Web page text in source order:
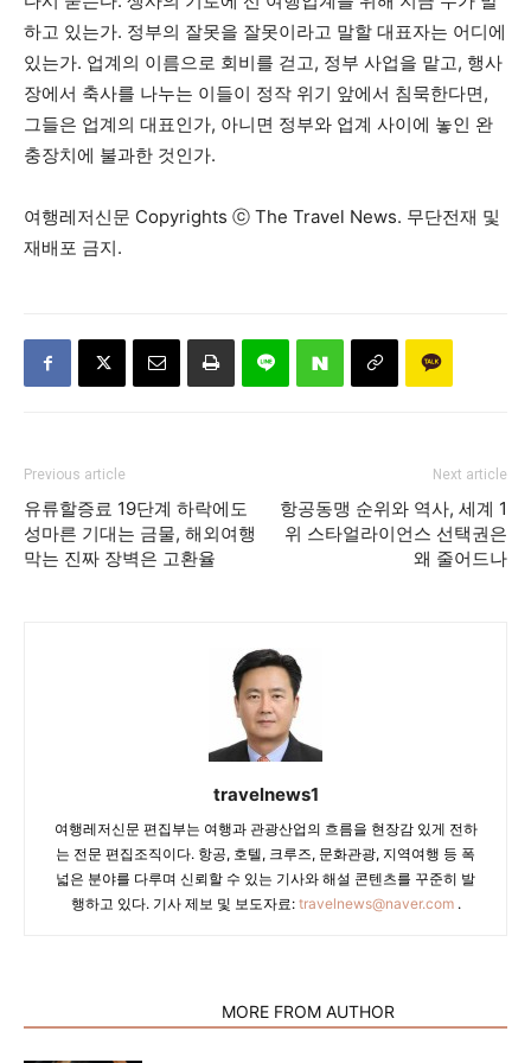
하고 있는가. 정부의 잘못을 잘못이라고 말할 대표자는 어디에
있는가. 업계의 이름으로 회비를 걷고, 정부 사업을 맡고, 행사
장에서 축사를 나누는 이들이 정작 위기 앞에서 침묵한다면,
그들은 업계의 대표인가, 아니면 정부와 업계 사이에 놓인 완
충장치에 불과한 것인가.
여행레저신문 Copyrights ⓒ The Travel News. 무단전재 및
재배포 금지.
Previous article
유류할증료 19단계 하락에도
성마른 기대는 금물, 해외여행
막는 진짜 장벽은 고환율
Next article
항공동맹 순위와 역사, 세계 1
위 스타얼라이언스 선택권은
왜 줄어드나
travelnews1
여행레저신문 편집부는 여행과 관광산업의 흐름을 현장감 있게 전하
는 전문 편집조직이다. 항공, 호텔, 크루즈, 문화관광, 지역여행 등 폭
넓은 분야를 다루며 신뢰할 수 있는 기사와 해설 콘텐츠를 꾸준히 발
행하고 있다. 기사 제보 및 보도자료: travelnews@naver.com.
MORE FROM AUTHOR